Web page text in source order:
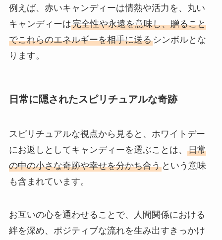
例えば、赤いキャンディーは情熱や活力を、丸い
キャンディーは完全性や永遠を意味し、贈ること
でこれらのエネルギーを相手に送るシンボルとな
ります。
日常に隠されたスピリチュアルな奇跡
スピリチュアルな視点から見ると、ホワイトデー
にお返しとしてキャンディーを選ぶことは、 日常
の中の小さな奇跡や幸せを分かち合うという意味
も含まれています。
お互いの心を通わせることで、人間関係における
絆を深め、ポジティブな流れを生み出すきっかけ